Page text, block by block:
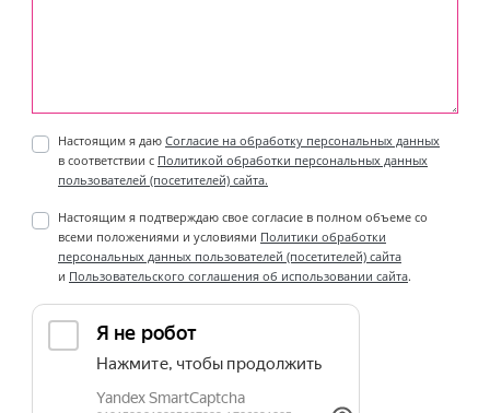
Настоящим я даю Согласие на обработку персональных данных
в соответствии с Политикой обработки персональных данных
пользователей (посетителей) сайта.
Настоящим я подтверждаю свое согласие в полном объеме со
всеми положениями и условиями Политики обработки
персональных данных пользователей (посетителей) сайта
и Пользовательского соглашения об использовании сайта.